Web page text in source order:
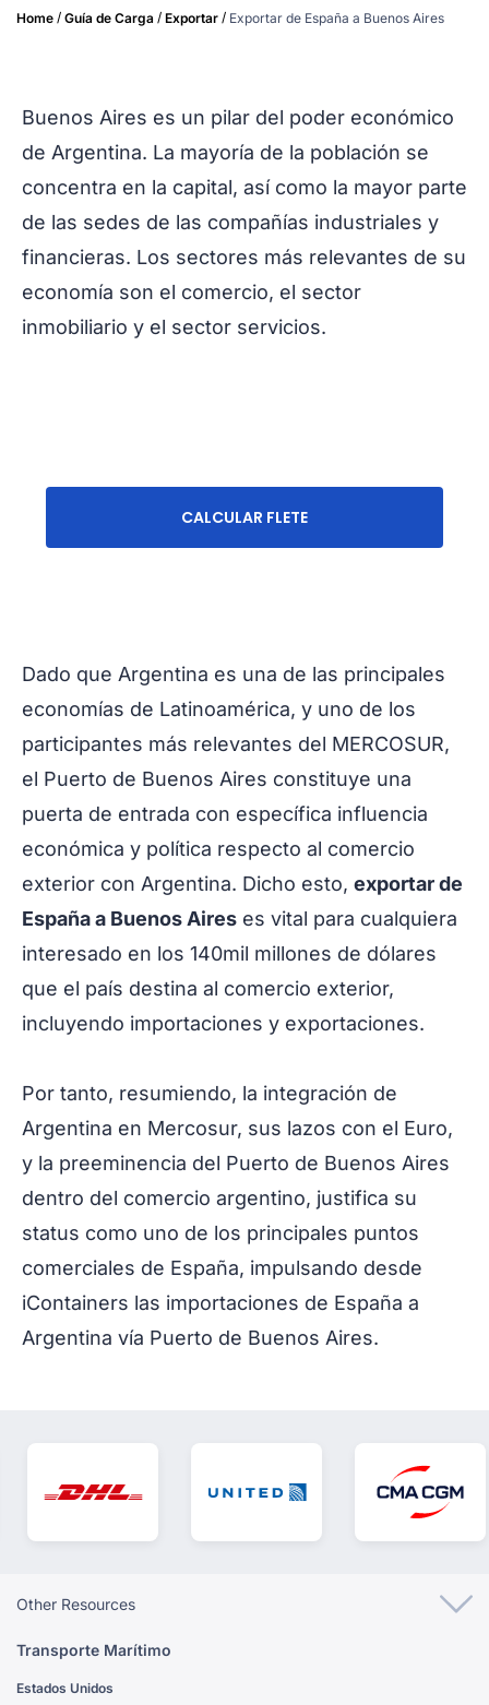
Home / Guía de Carga / Exportar / Exportar de España a Buenos Aires
Buenos Aires es un pilar del poder económico
de Argentina. La mayoría de la población se
concentra en la capital, así como la mayor parte
de las sedes de las compañías industriales y
financieras. Los sectores más relevantes de su
economía son el comercio, el sector
inmobiliario y el sector servicios.
CALCULAR FLETE
Dado que Argentina es una de las principales
economías de Latinoamérica, y uno de los
participantes más relevantes del MERCOSUR,
el Puerto de Buenos Aires constituye una
puerta de entrada con específica influencia
económica y política respecto al comercio
exterior con Argentina. Dicho esto, exportar de
España a Buenos Aires es vital para cualquiera
interesado en los 140mil millones de dólares
que el país destina al comercio exterior,
incluyendo importaciones y exportaciones.
Por tanto, resumiendo, la integración de
Argentina en Mercosur, sus lazos con el Euro,
y la preeminencia del Puerto de Buenos Aires
dentro del comercio argentino, justifica su
status como uno de los principales puntos
comerciales de España, impulsando desde
iContainers las importaciones de España a
Argentina vía Puerto de Buenos Aires.
Other Resources
Transporte Marítimo
Estados Unidos